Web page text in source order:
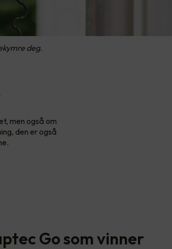
deg.
men også om
den er også
Go som vinner